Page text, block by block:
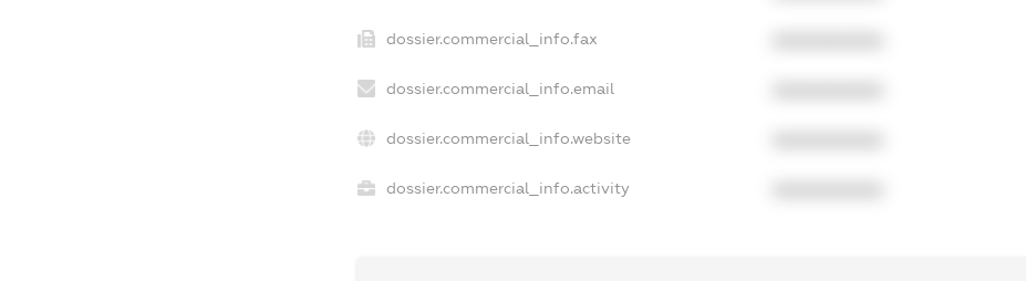
dossier.commercial_info.fax
dossier.commercial_info.email
dossier.commercial_info.website
dossier.commercial_info.activity